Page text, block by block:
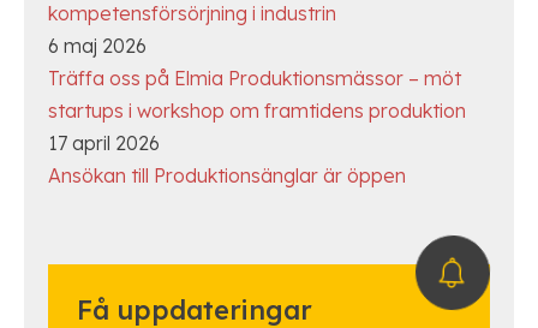
kompetensförsörjning i industrin
6 maj 2026
Träffa oss på Elmia Produktionsmässor – möt
startups i workshop om framtidens produktion
17 april 2026
Ansökan till Produktionsänglar är öppen
Få uppdateringar